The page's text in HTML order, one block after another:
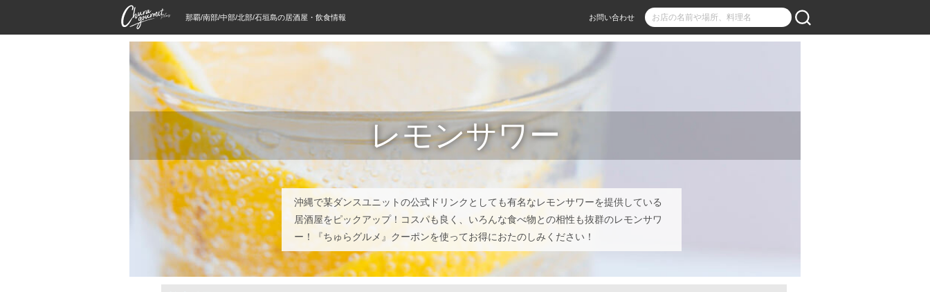
那覇/南部/中部/北部/石垣島の居酒屋・飲食情報 お問い合わせ
レモンサワー
沖縄で某ダンスユニットの公式ドリンクとしても有名なレモンサワーを提供している
居酒屋をピックアップ！コスパも良く、いろんな食べ物との相性も抜群のレモンサワ
ー！『ちゅらグルメ』クーポンを使ってお得におたのしみください！